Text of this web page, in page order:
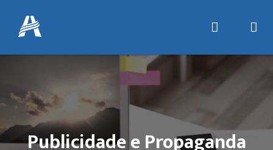
Publicidade e Propaganda